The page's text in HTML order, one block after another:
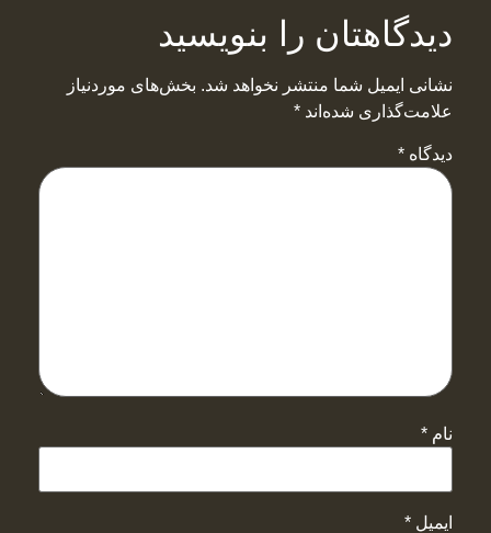
دیدگاهتان را بنویسید
نشانی ایمیل شما منتشر نخواهد شد. بخش‌های موردنیاز
علامت‌گذاری شده‌اند *
دیدگاه *
نام *
ایمیل *